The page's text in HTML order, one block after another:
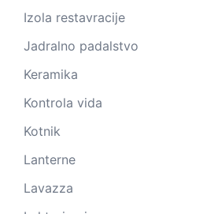
Izola restavracije
Jadralno padalstvo
Keramika
Kontrola vida
Kotnik
Lanterne
Lavazza